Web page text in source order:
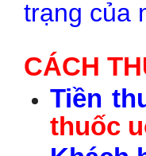
trạng của
CÁCH
Tiền
thuốc